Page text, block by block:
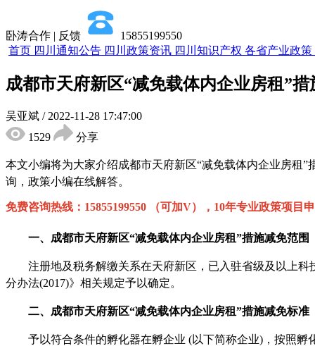
卧涛合作 | 反馈
15855199550
首页 四川通知公告 四川政策资讯 四川知识产权 各省产业政策
成都市天府新区“减免载体内企业房租”
吴亚斌 / 2022-11-28 17:47:00
1529
分享
本文小编将为大家介绍成都市天府新区“减免载体内企业房租”
询，政策小编在线解答。
免费咨询热线： 15855199550 （可加V），10年专业政策项
一、 成都市天府新区“减免载体内企业房租”措施减免范围
注册地及税务解缴关系在天府新区，已入驻省级及以上科
分办法(2017)》相关规定予以确定。
二、 成都市天府新区“减免载体内企业房租”措施减免标准
予以符合条件的孵化器在孵企业 (以下简称企业)，按照孵